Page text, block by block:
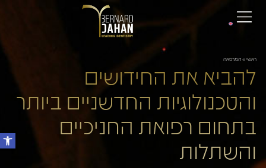
ראשי»המרפאה
להביא את החידושים
והטכנולוגיות החדשניים ביותר
בתחום רפואת החניכיים
והשתלות